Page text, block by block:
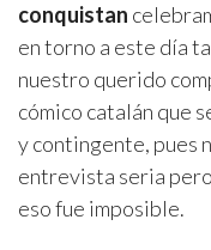
conquistan
en torno a este día
nuestro querido
cómico catalán que
y contingente, pues
entrevista seria
eso fue imposible.